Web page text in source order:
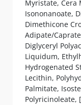
Myristate, Cera
Isononanoate,
Dimethicone
Adipate/
Diglyceryl
Liquidum,
Hydrogenated
Lecithin,
Palmitate,
Polyricinoleate,